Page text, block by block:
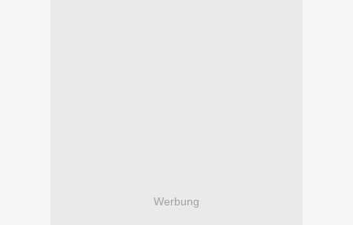
Werbung